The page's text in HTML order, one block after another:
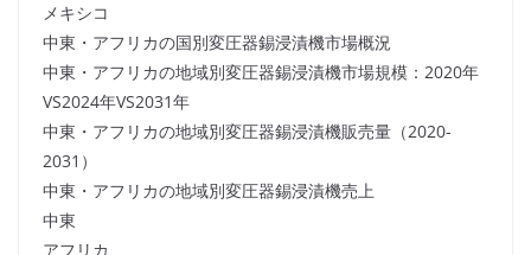
メキシコ
中東・アフリカの国別変圧器錫浸漬機市場概況
中東・アフリカの地域別変圧器錫浸漬機市場規模：2020年
VS2024年VS2031年
中東・アフリカの地域別変圧器錫浸漬機販売量（2020-
2031）
中東・アフリカの地域別変圧器錫浸漬機売上
中東
アフリカ